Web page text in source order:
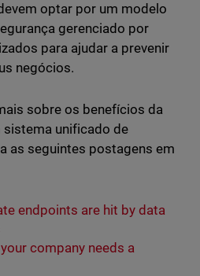
optar por um modelo
gerenciado por
para ajudar a prevenir
negócios.
sobre os benefícios da
unificado de
as seguintes postagens em
endpoints are hit by data
company needs a